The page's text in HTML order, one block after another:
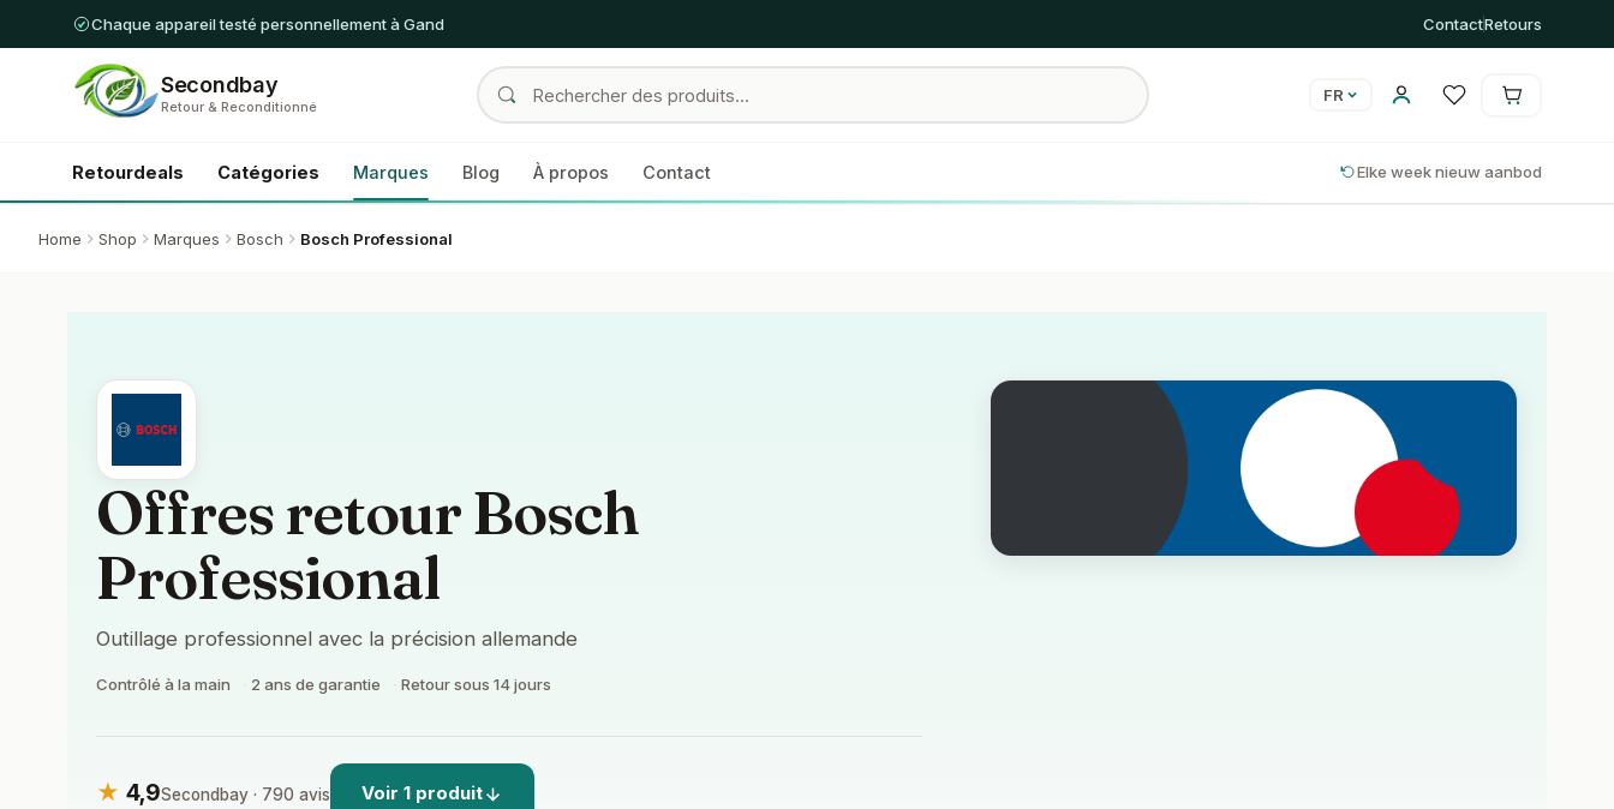
Chaque appareil testé personnellement à Gand ContactRetours
Secondbay
Retour & Reconditionné
FR
Le panier est vide
Retourdeals Catégories Marques Blog À propos Contact Elke week nieuw aanbod
Home Shop Marques Bosch Bosch Professional
Offres retour Bosch
Professional
Outillage professionnel avec la précision allemande
Contrôlé à la main 2 ans de garantie Retour sous 14 jours
★ 4,9Secondbay · 790 avis Voir 1 produit